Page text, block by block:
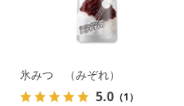
氷みつ （みぞれ）
5.0 （1）